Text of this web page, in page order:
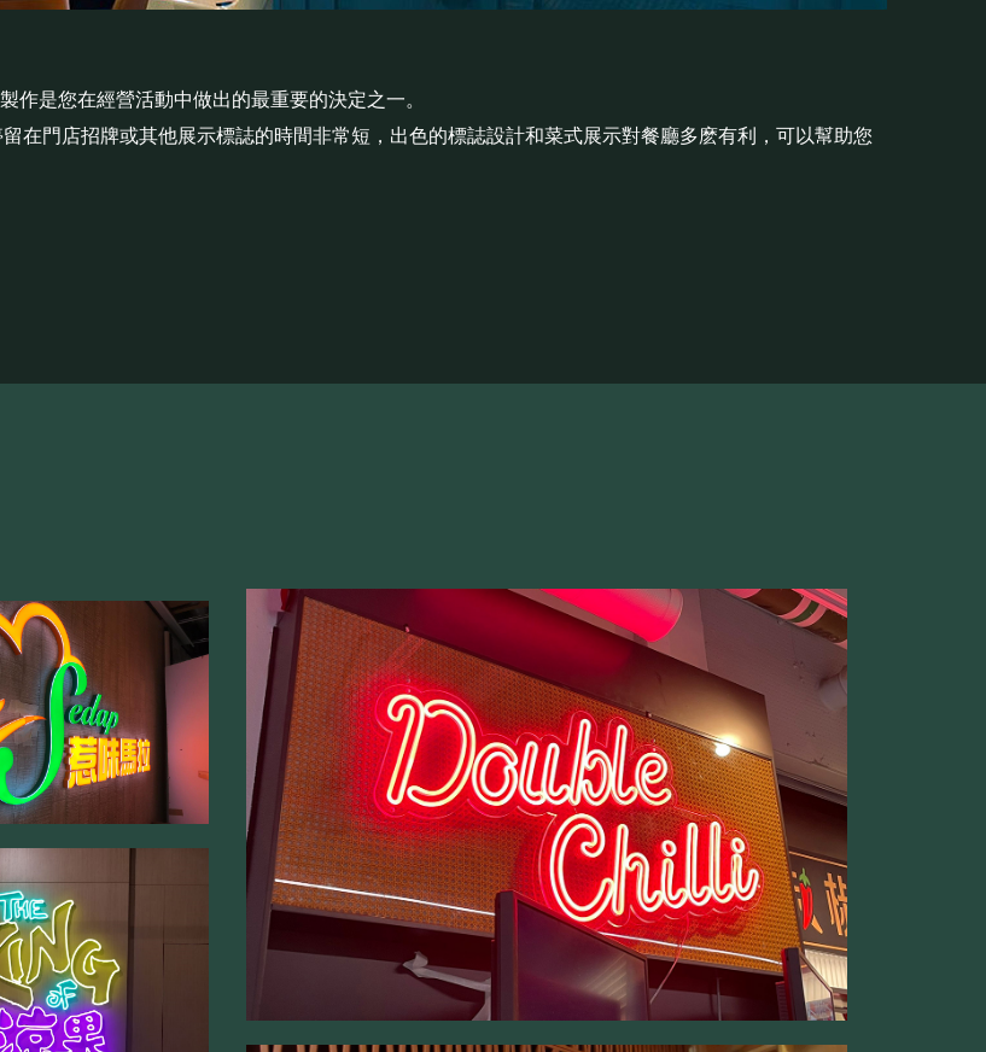
作是您在經營活動中做出的最重要的決定之一。
在門店招牌或其他展示標誌的時間非常短，出色的標誌設計和菜式展示對餐廳多麽有利，可以幫助您